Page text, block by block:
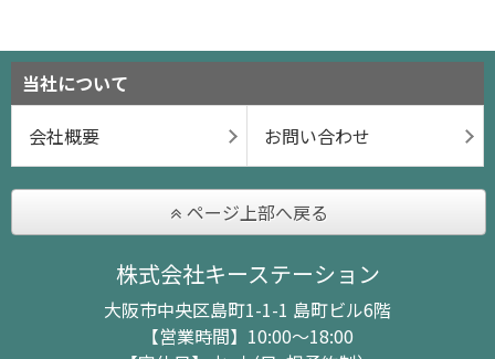
当社について
会社概要
お問い合わせ
ページ上部へ戻る
株式会社キーステーション
大阪市中央区島町1-1-1 島町ビル6階
【営業時間】10:00～18:00